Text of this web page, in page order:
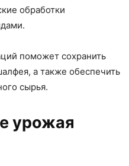
обработки
поможет сохранить
а также обеспечить
сырья.
урожая